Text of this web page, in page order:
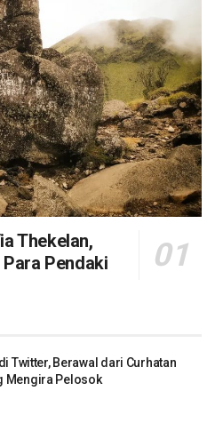
Thekelan,
Pendaki
Twitter, Berawal dari Curhatan
Mengira Pelosok